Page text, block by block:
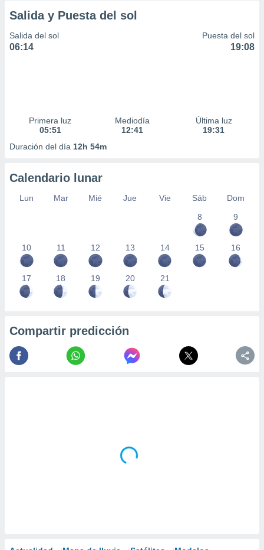
Salida y Puesta del sol
Salida del sol
06:14
Puesta del sol
19:08
Primera luz
05:51
Mediodía
12:41
Última luz
19:31
Duración del día 12h 54m
Calendario lunar
Lun Mar Mié Jue Vie Sáb
Dom
8
9
10 11 12 13 14 15 16
17 18 19 20 21
Compartir predicción